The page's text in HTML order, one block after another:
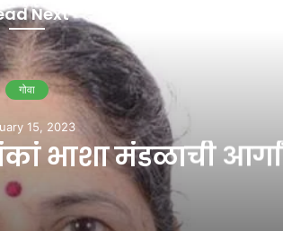
Next
गोवा
15, 2023
भाशा मंडळाची आर्गां